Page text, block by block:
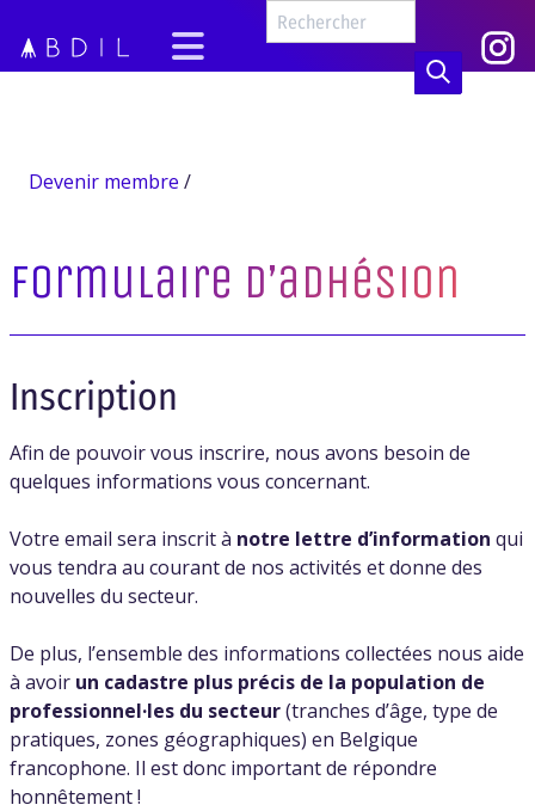
Devenir membre /
Formulaire d’adhésion
Inscription
Afin de pouvoir vous inscrire, nous avons besoin de
quelques informations vous concernant.
Votre email sera inscrit à notre lettre d’information qui
vous tendra au courant de nos activités et donne des
nouvelles du secteur.
De plus, l’ensemble des informations collectées nous aide
à avoir un cadastre plus précis de la population de
professionnel·les du secteur(tranches d’âge, type de
pratiques, zones géographiques) en Belgique
francophone. Il est donc important de répondre
honnêtement !